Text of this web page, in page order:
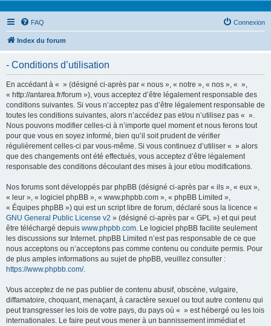
FAQ Connexion
Index du forum
- Conditions d’utilisation
En accédant à « » (désigné ci-après par « nous », « notre », « nos », « »,
« http://antarea.fr/forum »), vous acceptez d’être légalement responsable des
conditions suivantes. Si vous n’acceptez pas d’être légalement responsable de
toutes les conditions suivantes, alors n’accédez pas et/ou n’utilisez pas « ».
Nous pouvons modifier celles-ci à n’importe quel moment et nous ferons tout
pour que vous en soyez informé, bien qu’il soit prudent de vérifier
régulièrement celles-ci par vous-même. Si vous continuez d’utiliser « » alors
que des changements ont été effectués, vous acceptez d’être légalement
responsable des conditions découlant des mises à jour et/ou modifications.
Nos forums sont développés par phpBB (désigné ci-après par « ils », « eux »,
« leur », « logiciel phpBB », « www.phpbb.com », « phpBB Limited »,
« Équipes phpBB ») qui est un script libre de forum, déclaré sous la licence «
GNU General Public License v2 » (désigné ci-après par « GPL ») et qui peut
être téléchargé depuis www.phpbb.com. Le logiciel phpBB facilite seulement
les discussions sur Internet. phpBB Limited n’est pas responsable de ce que
nous acceptons ou n’acceptons pas comme contenu ou conduite permis. Pour
de plus amples informations au sujet de phpBB, veuillez consulter :
https://www.phpbb.com/.
Vous acceptez de ne pas publier de contenu abusif, obscène, vulgaire,
diffamatoire, choquant, menaçant, à caractère sexuel ou tout autre contenu qui
peut transgresser les lois de votre pays, du pays où « » est hébergé ou les lois
internationales. Le faire peut vous mener à un bannissement immédiat et